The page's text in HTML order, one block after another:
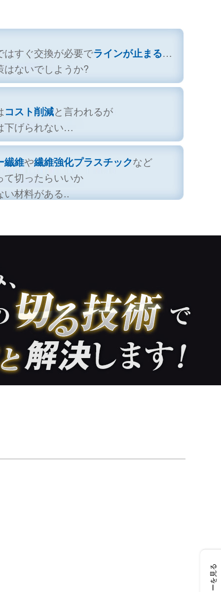
はすぐ交換が必要でラインが止まる…
はないでしようか?
コスト削減と言われるが
下げられない…
纎維や繊維強化プラスチックなど
て切ったらいいか
い材料がある..